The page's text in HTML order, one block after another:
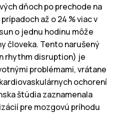
dňoch po prechode na
až o 24 % viac v
o jednu hodinu môže
človeka. Tento narušený
rhythm disruption) je
problémami, vrátane
ochorení
štúdia zaznamenala
pre mozgovú príhodu